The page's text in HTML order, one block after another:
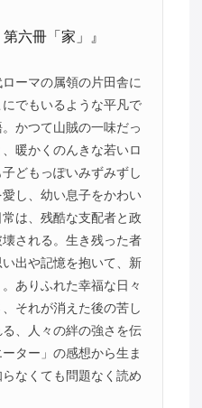
六冊「家」』
ーマの属領の片田舎に
でもいるような平凡で
かつて山賊の一味だっ
暖かくのんきな若いロ
どもっぽいみずみずし
し、幼い息子をかわい
は、残酷な支配者と政
される。生き残った者
出や記憶を抱いて、新
ありふれた幸福な日々
それが消えた後の苦し
、人々の絆の強さを伝
ター」の感想から生ま
なくても問題なく読め